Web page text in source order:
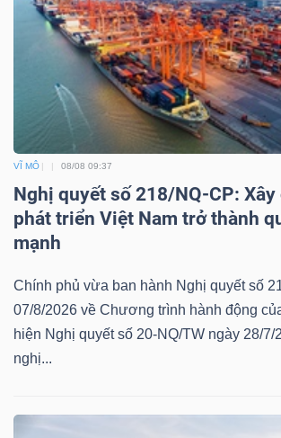
VĨ MÔ 08/08 09:37
Nghị quyết số 218/NQ-CP:
phát triển Việt Nam trở thành
mạnh
Chính phủ vừa ban hành Nghị quyết số
07/8/2026 về Chương trình hành động
hiện Nghị quyết số 20-NQ/TW ngày 28/7/
nghị...